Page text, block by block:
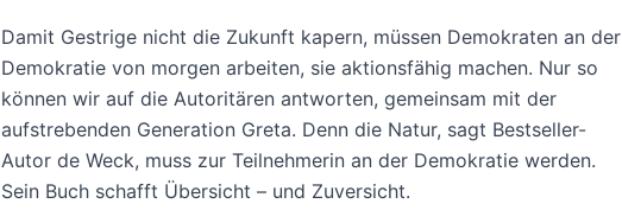
Damit Gestrige nicht die Zukunft kapern, müssen Demokraten an der
Demokratie von morgen arbeiten, sie aktionsfähig machen. Nur so
können wir auf die Autoritären antworten, gemeinsam mit der
aufstrebenden Generation Greta. Denn die Natur, sagt Bestseller-
Autor de Weck, muss zur Teilnehmerin an der Demokratie werden.
Sein Buch schafft Übersicht – und Zuversicht.